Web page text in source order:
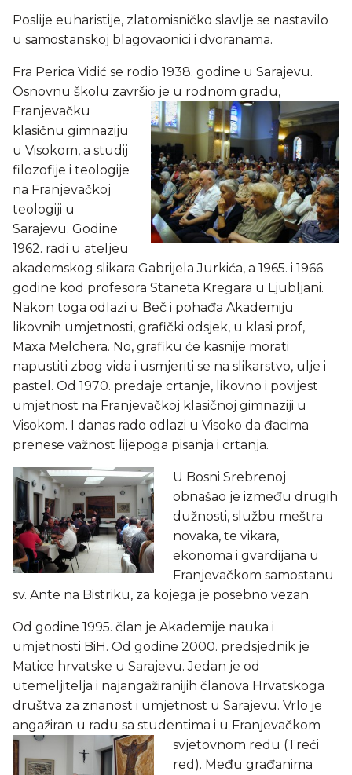
Poslije euharistije, zlatomisničko slavlje se nastavilo
u samostanskoj blagovaonici i dvoranama.
Fra Perica Vidić se rodio 1938. godine u Sarajevu.
Osnovnu školu završio je u rodnom gradu,
Franjevačku
klasičnu gimnaziju
u Visokom, a studij
filozofije i teologije
na Franjevačkoj
teologiji u
Sarajevu. Godine
1962. radi u ateljeu
akademskog slikara Gabrijela Jurkića, a 1965. i 1966.
godine kod profesora Staneta Kregara u Ljubljani.
Nakon toga odlazi u Beč i pohađa Akademiju
likovnih umjetnosti, grafički odsjek, u klasi prof,
Maxa Melchera. No, grafiku će kasnije morati
napustiti zbog vida i usmjeriti se na slikarstvo, ulje i
pastel. Od 1970. predaje crtanje, likovno i povijest
umjetnost na Franjevačkoj klasičnoj gimnaziji u
Visokom. I danas rado odlazi u Visoko da đacima
prenese važnost lijepoga pisanja i crtanja.
U Bosni Srebrenoj
obnašao je između drugih
dužnosti, službu meštra
novaka, te vikara,
ekonoma i gvardijana u
Franjevačkom samostanu
sv. Ante na Bistriku, za kojega je posebno vezan.
Od godine 1995. član je Akademije nauka i
umjetnosti BiH. Od godine 2000. predsjednik je
Matice hrvatske u Sarajevu. Jedan je od
utemeljitelja i najangažiranijih članova Hrvatskoga
društva za znanost i umjetnost u Sarajevu. Vrlo je
angažiran u radu sa studentima i u Franjevačkom
svjetovnom redu (Treći
red). Među građanima